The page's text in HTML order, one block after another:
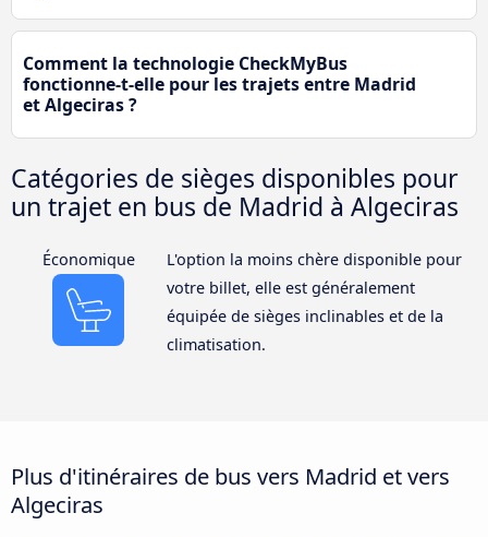
Comment la technologie CheckMyBus
fonctionne-t-elle pour les trajets entre Madrid
et Algeciras ?
Catégories de sièges disponibles pour
un trajet en bus de Madrid à Algeciras
Économique
L'option la moins chère disponible pour
votre billet, elle est généralement
équipée de sièges inclinables et de la
climatisation.
Plus d'itinéraires de bus vers Madrid et vers
Algeciras